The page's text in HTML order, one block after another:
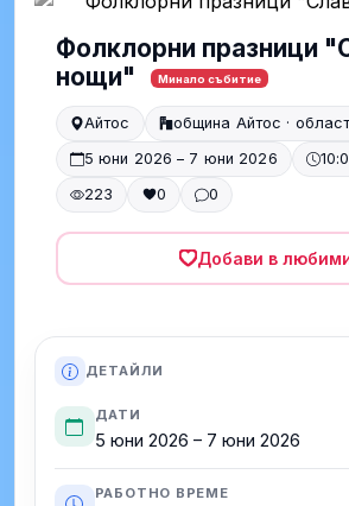
Фолклорни празници
нощи"
Минало събитие
Айтос
община Айтос ·
5 юни 2026 – 7 юни 2026
223
0 0
Добави в
ДЕТАЙЛИ
ДАТИ
5 юни 2026 – 7 юни 2026
РАБОТНО ВРЕМЕ